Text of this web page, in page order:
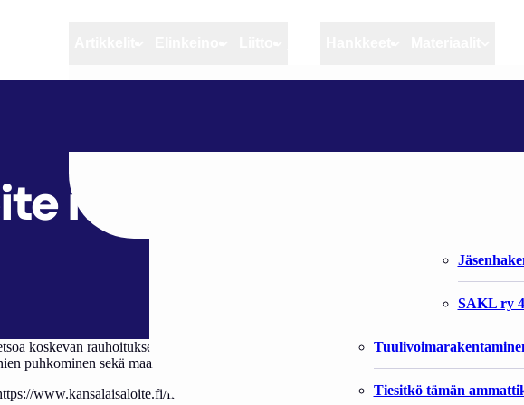
Artikkelit Elinkeino
Rannikko ja
Elinkeinokalatalouden
Kalat ja kalatalous
Vahinkoeläimet
Tiesitkö tämän
Liitto
Liiton
SAKL ry
merimetsosta
koskevan rauhoituksen muuttamisesta. Aloitteen vireillepanijat ehdottavat, että
puhkominen sekä maalaaminen tulisi sallia. Kyse on ehdotus lainvalmisteluun
www.kansalaisaloite.fi/fi/aloite/713